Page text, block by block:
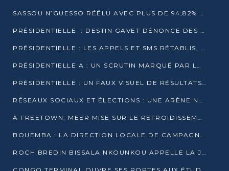
SASSOU N’GUESSO RÉÉLU AVEC PLUS DE 94,82% DES VOIX
PRÉSIDENTIELLE : DESTIN GAVET DÉNONCE DES IRRÉGULARITÉS ET REVENDIQUE LA VICTOIRE
PRÉSIDENTIELLE : LES APPELS ET SMS RÉTABLIS, INTERNET RESTE BLOQUÉ
PRÉSIDENTIELLE A : UN SCRUTIN MARQUÉ PAR LA COUPURE D’INTERNET ET UNE AFFLUENCE TIMIDE À BRAZZAVILLE
PRÉSIDENTIELLE : UN FAUX VISUEL DE RÉSULTATS CIRCULE
RÉSEAUX SOCIAUX ET ÉLECTIONS : UNE ARÈNE NUMÉRIQUE EN PLEINE MUTATION AU CONGO
À FREETOWN, MEER MISE SUR LE REFROIDISSEMENT PASSIF FACE À LA CHALEUR EXTRÊME
BOUEMBA : LA DIRECTION LOCALE DE CAMPAGNE DE DENIS SASSOU N’GUESSO MULTIPLIE LES ACTIVITÉS DE MOBILISATION
ROCH BREDIN BISSALA NKOUNKOU APPELLE LA JEUNESSE DE GOMA TSÉ-TSÉ À UN VOTE MASSIF POUR DENIS SASSOU NGUESSO